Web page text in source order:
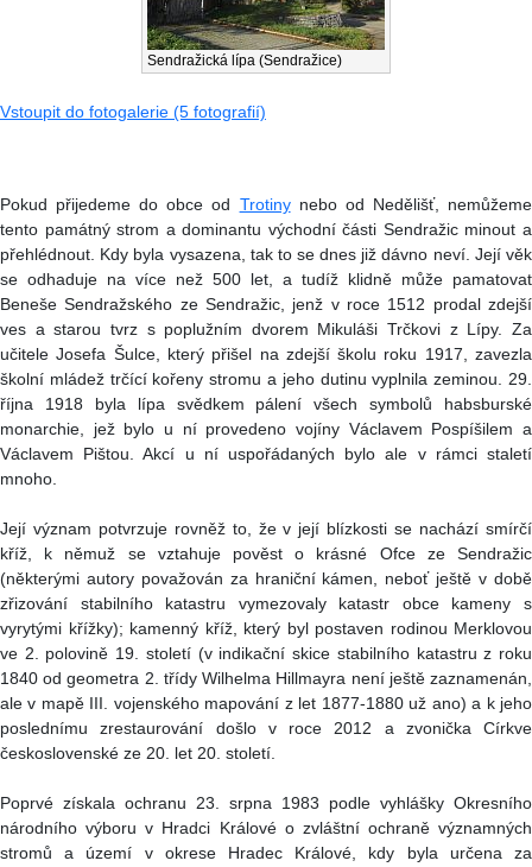
Sendražická lípa (Sendražice)
Vstoupit do fotogalerie (5 fotografií)
Pokud přijedeme do obce od Trotinynebo od Nedělišť, nemůžeme
tento památný strom a dominantu východní části Sendražic minout a
přehlédnout. Kdy byla vysazena, tak to se dnes již dávno neví. Její věk
se odhaduje na více než 500 let, a tudíž klidně může pamatovat
Beneše Sendražského ze Sendražic, jenž v roce 1512 prodal zdejší
ves a starou tvrz s poplužním dvorem Mikuláši Trčkovi z Lípy. Za
učitele Josefa Šulce, který přišel na zdejší školu roku 1917, zavezla
školní mládež trčící kořeny stromu a jeho dutinu vyplnila zeminou. 29.
října 1918 byla lípa svědkem pálení všech symbolů habsburské
monarchie, jež bylo u ní provedeno vojíny Václavem Pospíšilem a
Václavem Pištou. Akcí u ní uspořádaných bylo ale v rámci staletí
mnoho.
Její význam potvrzuje rovněž to, že v její blízkosti se nachází smírčí
kříž, k němuž se vztahuje pověst o krásné Ofce ze Sendražic
(některými autory považován za hraniční kámen, neboť ještě v době
zřizování stabilního katastru vymezovaly katastr obce kameny s
vyrytými křížky); kamenný kříž, který byl postaven rodinou Merklovou
ve 2. polovině 19. století (v indikační skice stabilního katastru z roku
1840 od geometra 2. třídy Wilhelma Hillmayra není ještě zaznamenán,
ale v mapě III. vojenského mapování z let 1877-1880 už ano) a k jeho
poslednímu zrestaurování došlo v roce 2012 a zvonička Církve
československé ze 20. let 20. století.
Poprvé získala ochranu 23. srpna 1983 podle vyhlášky Okresního
národního výboru v Hradci Králové o zvláštní ochraně významných
stromů a území v okrese Hradec Králové, kdy byla určena za